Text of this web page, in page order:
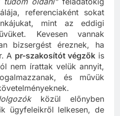
referenciaként sokat
mint az eddigi
Kevesen vannak
bizsergést éreznek, ha
A pr-szakosítót végzők is
nem írattak velük annyit,
és művük
közül előnyben
ügyfeleikről lelkesen, de